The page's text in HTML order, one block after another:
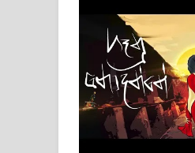
Pa Sina Song
පද පෙළ
Pemwanthiye
පෙම්වන්තියේ